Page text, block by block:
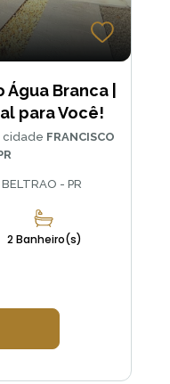
Branca |
para Você!
cidade FRANCISCO
- PR
2 Banheiro(s)